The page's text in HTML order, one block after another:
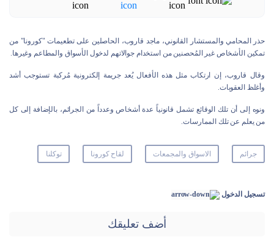
حذر المحامي والمستشار القانوني، ماجد قاروب، الحاصلين على تطعيمات "كورونا" من
تمكين الأشخاص غير المُحصنين من استخدام جوالاتهم لدخول الأسواق والمطاعم وغيرها.
وقال قاروب، إن ارتكاب مثل هذه الأفعال يُعد جريمة إلكترونية مُركبة تستوجب أشد
وأغلظ العقوبات.
ونوه إلى أن تلك الوقائع تشمل قانونياً عدة أشخاص وعدداً من الجرائم، بالإضافة إلى كل
من يعلم عن تلك الممارسات.
جرائم الاسواق والمجمعات لقاح كورونا توكلنا
تسجيل الدخول
أضف تعليقك